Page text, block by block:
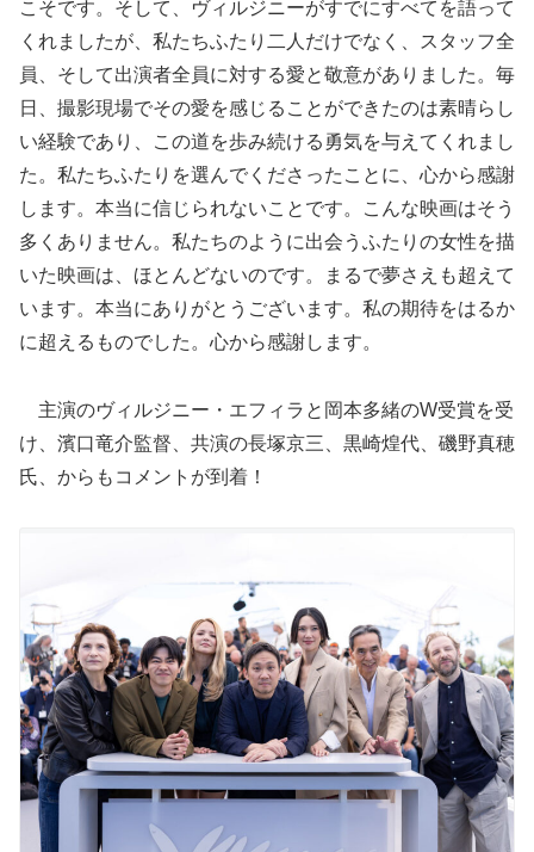
こそです。そして、ヴィルジニーがすでにすべてを語って
くれましたが、私たちふたり二人だけでなく、スタッフ全
員、そして出演者全員に対する愛と敬意がありました。毎
日、撮影現場でその愛を感じることができたのは素晴らし
い経験であり、この道を歩み続ける勇気を与えてくれまし
た。私たちふたりを選んでくださったことに、心から感謝
します。本当に信じられないことです。こんな映画はそう
多くありません。私たちのように出会うふたりの女性を描
いた映画は、ほとんどないのです。まるで夢さえも超えて
います。本当にありがとうございます。私の期待をはるか
に超えるものでした。心から感謝します。
主演のヴィルジニー・エフィラと岡本多緒のW受賞を受
け、濱口竜介監督、共演の長塚京三、黒崎煌代、磯野真穂
氏、からもコメントが到着！